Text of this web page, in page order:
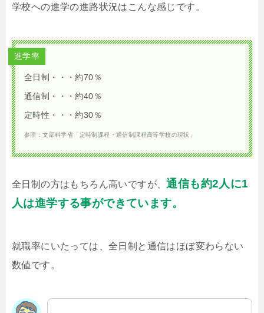
学校への進学の進路状況はこんな感じです。
進学率
全日制・・・約70％
通信制・・・約40％
定時性・・・約30％
参照：文部科学省「定時制課程・通信制課程高等学校の現状」
全日制の方はもちろん高いですが、通信も約2人に1
人は進学する事ができています。
就職率にいたっては、全日制と通信はほぼ変わらない
数値です。